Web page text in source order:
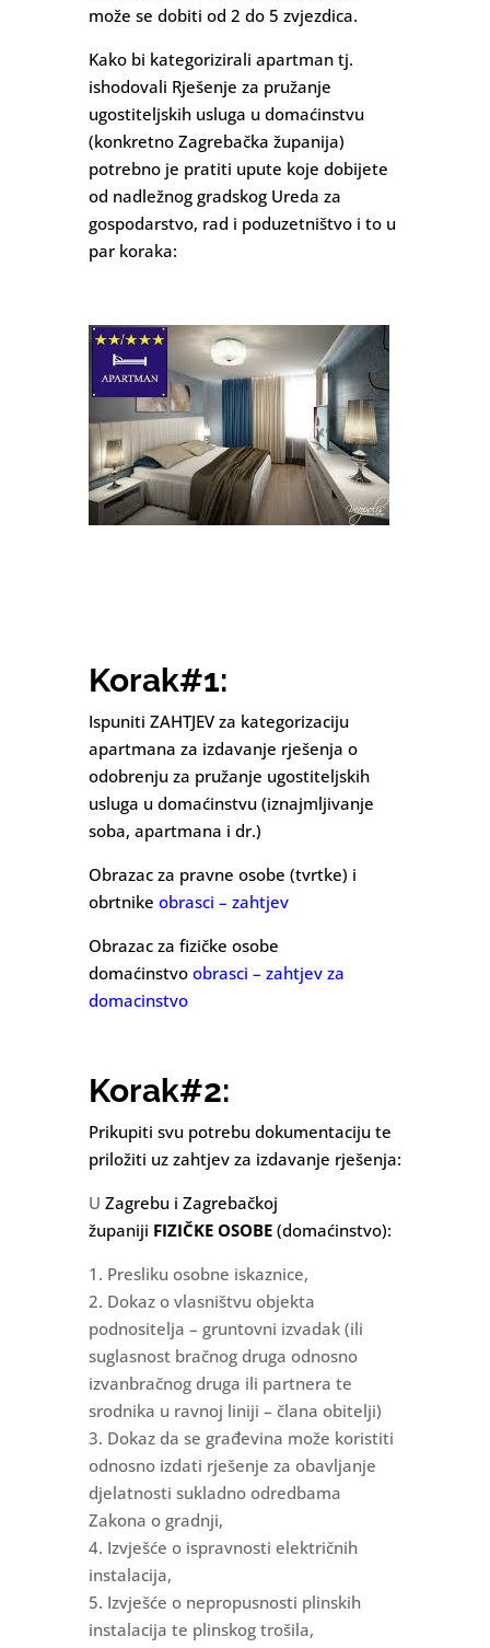
može se dobiti od 2 do 5 zvjezdica.
Kako bi kategorizirali apartman tj.
ishodovali Rješenje za pružanje
ugostiteljskih usluga u domaćinstvu
(konkretno Zagrebačka županija)
potrebno je pratiti upute koje dobijete
od nadležnog gradskog Ureda za
gospodarstvo, rad i poduzetništvo i to u
par koraka:
Korak#1:
Ispuniti ZAHTJEV za kategorizaciju
apartmana za izdavanje rješenja o
odobrenju za pružanje ugostiteljskih
usluga u domaćinstvu (iznajmljivanje
soba, apartmana i dr.)
Obrazac za pravne osobe (tvrtke) i
obrtnike obrasci – zahtjev
Obrazac za fizičke osobe
domaćinstvo obrasci – zahtjev za
domacinstvo
Korak#2:
Prikupiti svu potrebu dokumentaciju te
priložiti uz zahtjev za izdavanje rješenja:
U Zagrebu i Zagrebačkoj
županiji FIZIČKE OSOBE(domaćinstvo):
1. Presliku osobne iskaznice,
2. Dokaz o vlasništvu objekta
podnositelja – gruntovni izvadak (ili
suglasnost bračnog druga odnosno
izvanbračnog druga ili partnera te
srodnika u ravnoj liniji – člana obitelji)
3. Dokaz da se građevina može koristiti
odnosno izdati rješenje za obavljanje
djelatnosti sukladno odredbama
Zakona o gradnji,
4. Izvješće o ispravnosti električnih
instalacija,
5. Izvješće o nepropusnosti plinskih
instalacija te plinskog trošila,